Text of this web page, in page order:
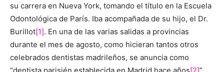
su carrera en Nueva York, tomando el título en la Escuela
Odontológica de París. Iba acompañada de su hijo, el Dr.
Burillot[1]. En una de las varias salidas a provincias
durante el mes de agosto, como hicieran tantos otros
celebrados dentistas madrileños, se anuncia como